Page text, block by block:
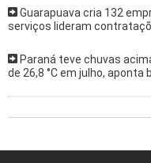
Guarapuava cria 132
serviços lideram
Paraná teve chuvas
de 26,8 °C em julho, aponta